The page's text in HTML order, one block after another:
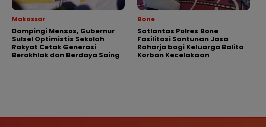
Makassar
Dampingi Mensos, Gubernur
Sulsel Optimistis Sekolah
Rakyat Cetak Generasi
Berakhlak dan Berdaya Saing
Bone
Satlantas Polres Bone
Fasilitasi Santunan Jasa
Raharja bagi Keluarga Balita
Korban Kecelakaan